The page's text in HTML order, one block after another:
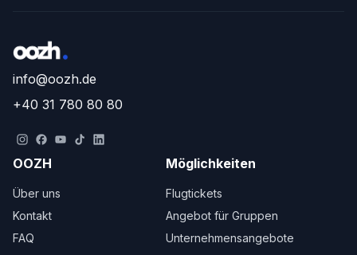
info@oozh.de
+40 31 780 80 80
OOZH
Über uns
Kontakt
FAQ
Möglichkeiten
Flugtickets
Angebot für Gruppen
Unternehmensangebote